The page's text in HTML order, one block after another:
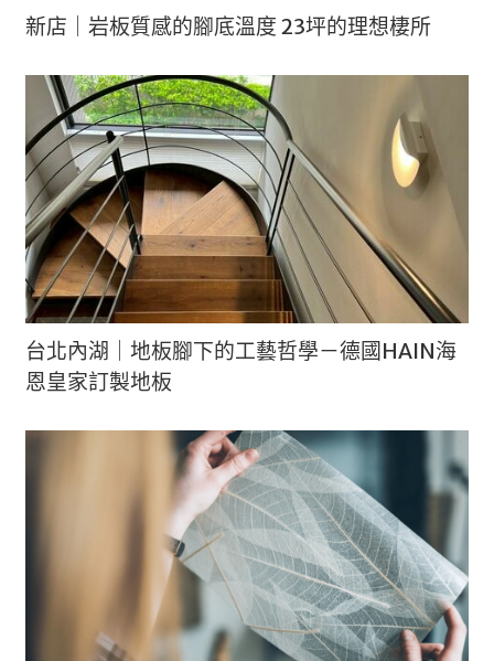
新店｜岩板質感的腳底溫度 23坪的理想棲所
台北內湖｜地板腳下的工藝哲學－德國HAIN海
恩皇家訂製地板